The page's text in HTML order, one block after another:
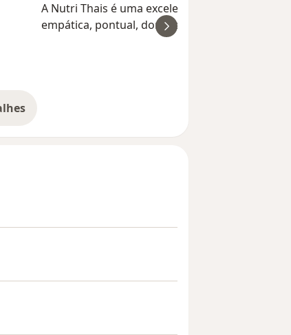
​A Nutri Thais é uma excelente profissional:
empática, pontual, domina o assunto muito bem,
e o diálogo com ela é ótimo. Ela está aberta a
experiência